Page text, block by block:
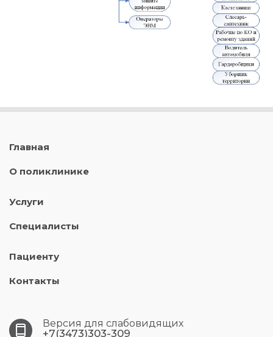
Главная
О поликлинике
Услуги
Специалисты
Пациенту
Контакты
Версия для слабовидящих
+7(3473)303-309